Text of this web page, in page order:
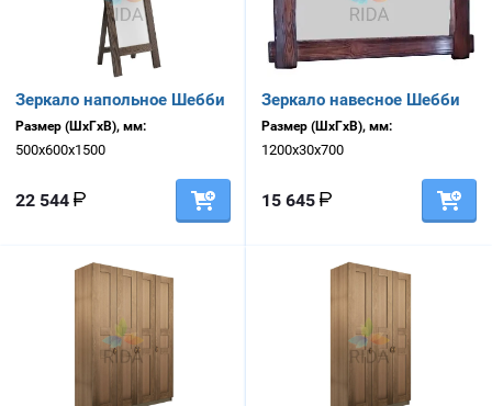
Зеркало напольное Шебби
Размер (ШхГхВ), мм:
500х600х1500
22 544
Зеркало навесное Шебби
Размер (ШхГхВ), мм:
1200х30х700
15 645